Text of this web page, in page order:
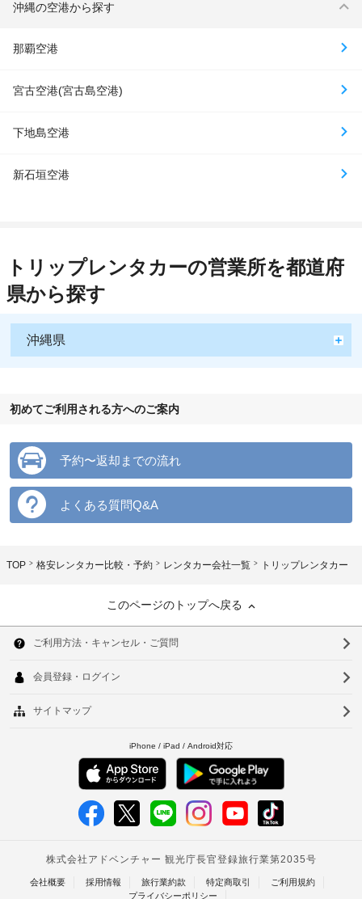
沖縄の空港から探す
那覇空港
宮古空港(宮古島空港)
下地島空港
新石垣空港
トリップレンタカーの営業所を都道府
県から探す
沖縄県
初めてご利用される方へのご案内
予約〜返却までの流れ
よくある質問Q&A
TOP 格安レンタカー比較・予約 レンタカー会社一覧 トリップレンタカー
このページのトップへ戻る